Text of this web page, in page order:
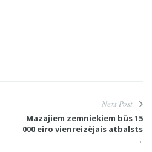
Next Post
Mazajiem zemniekiem būs 15
000 eiro vienreizējais atbalsts
→